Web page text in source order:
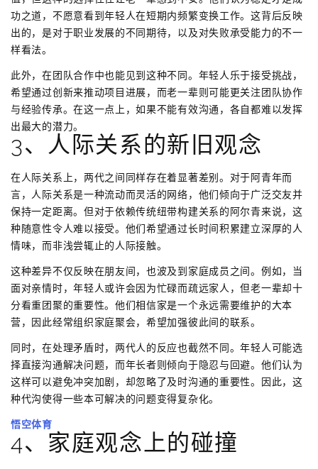
功之道，不愿意看到年轻人在短期内频繁变换工作。这背后反映
出的，是对于职业发展的不同期待，以及对失败承受能力的不一
样看法。
此外，在团队合作中也能见到这种不同。年轻人乐于接受挑战，
希望通过创新来推动项目进展，而老一辈则可能更关注团队协作
与经验传承。在这一点上，如果不能有效沟通，各自都难以发挥
出最大的潜力。
3、人际关系的新旧观念
在人际关系上，两代之间同样存在着显著差别。对于阿青年而
言，人际关系是一种流动而灵活的网络，他们倾向于广泛交友并
保持一定距离。但对于依赖传统纽带构建关系的阿尔青来说，这
种随意性令人难以接受。他们希望通过长时间积累建立深厚的人
情味，而非浅尝辄止的人际接触。
这种差异不仅反映在朋友间，也波及到家庭成员之间。例如，当
面对亲情时，年轻人或许会因为忙碌而疏远家人，但老一辈却十
分看重团聚的重要性。他们相信家是一个永远需要维护的大本
营，因此经常组织家庭聚会，希望加强彼此间的联系。
同时，在处理矛盾时，两代人的反应也截然不同。年轻人可能选
择直接沟通解决问题，而年长者则倾向于隐忍与回避。他们认为
这样可以避免冲突加剧，却忽略了及时沟通的重要性。因此，这
种代沟使得一些本可解决的问题变得复杂化。
悟空体育
4、家庭观念上的碰撞